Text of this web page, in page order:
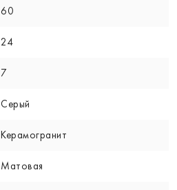
60
24
7
Серый
Керамогранит
Матовая